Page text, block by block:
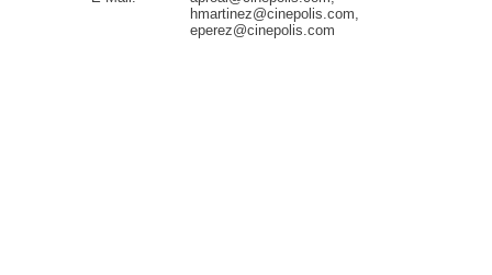
hmartinez@cinepolis.com,
eperez@cinepolis.com